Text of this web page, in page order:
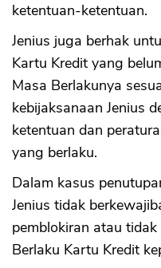
ketentuan-ketentuan.
Jenius juga berhak
Kartu Kredit yang
Masa Berlakunya
kebijaksanaan Jenius
ketentuan dan
yang berlaku.
Dalam kasus
Jenius tidak
pemblokiran atau
Berlaku Kartu Kredit